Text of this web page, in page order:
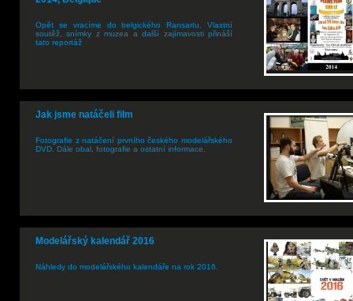
Opět se vracíme do belgického Ransartu. Vlastní
soutěž, snímky z muzea a další zajímavosti přináší
tato reportáž
Jak jsme natáčeli film
Fotografie z natáčení prvního českého modelářského
DVD. Dále obal, fotografie a ostatní informace.
Modelářský kalendář 2016
Náhledy do modelářského kalendáře na rok 2016.